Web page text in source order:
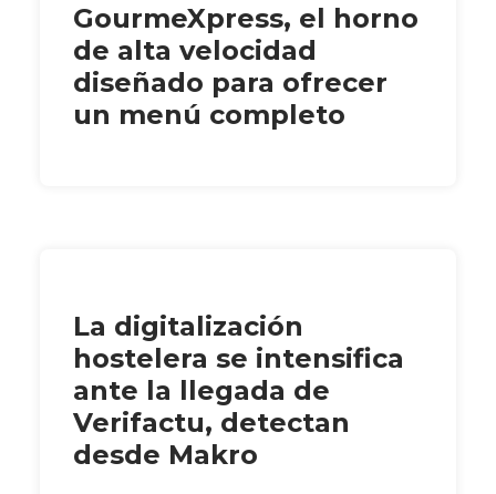
GourmeXpress, el horno
de alta velocidad
diseñado para ofrecer
un menú completo
La digitalización
hostelera se intensifica
ante la llegada de
Verifactu, detectan
desde Makro